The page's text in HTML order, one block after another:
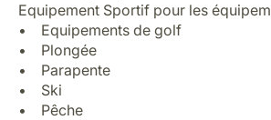
Equipement Sportif pour les
• Equipements de golf
• Plongée
• Parapente
• Ski
• Pêche